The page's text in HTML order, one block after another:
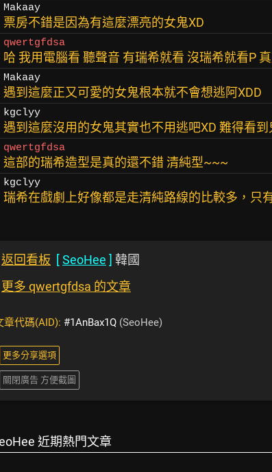
Makaay
票房不錯是因為有這麼漂亮的女鬼XD
qwertgfdsa
哈 我用電腦看 聽聲音 有瑞希就看 沒瑞希就看P
Makaay
遇到這麼正又可愛的女鬼根本就不會想逃阿XDD
kgclyy
遇到這麼沒用的女鬼其實也不用逃吧XD 難得看到
qwertgfdsa
這部的瑞希造型是真的還不錯 清純型~~~
kgclyy
瑞希在戲劇上好像都是走清純路線的比較多，只
返回看板 [SeoHee ] 韓國
更多 qwertgfdsa 的文章
章代碼(AID): #1AnBax1Q (SeoHee)
更多分享選項
關閉廣告 方便截圖
近期熱門文章